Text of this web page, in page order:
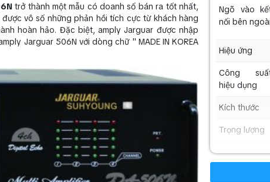
trở thành một mẫu có doanh số bán ra tốt nhất,
vô số những phản hồi tích cực từ khách hàng
hoàn hảo. Đặc biệt, amply Jarguar được nhập
Jarguar 506N với dòng chữ " MADE IN KOREA
Ngõ vào
nối bên ngoài
Hiệu ứng
Công
hiệu dụng
Kích thước
Trọng lượng